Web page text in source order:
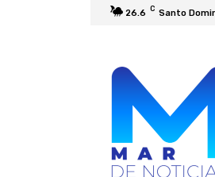
26.6 C Santo